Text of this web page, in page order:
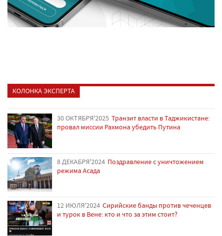
КОЛОНКА ЭКСПЕРТА
30 ОКТЯБРЯ'2025 Транзит власти в Таджикистане:
провал миссии Рахмона убедить Путина
8 ДЕКАБРЯ'2024 Поздравление с уничтожением
режима Асада
12 ИЮЛЯ'2024 Сирийские банды против чеченцев
и турок в Вене: кто и что за этим стоит?